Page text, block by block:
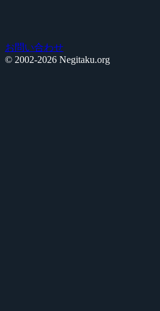
お問い合わせ
© 2002-2026 Negitaku.org